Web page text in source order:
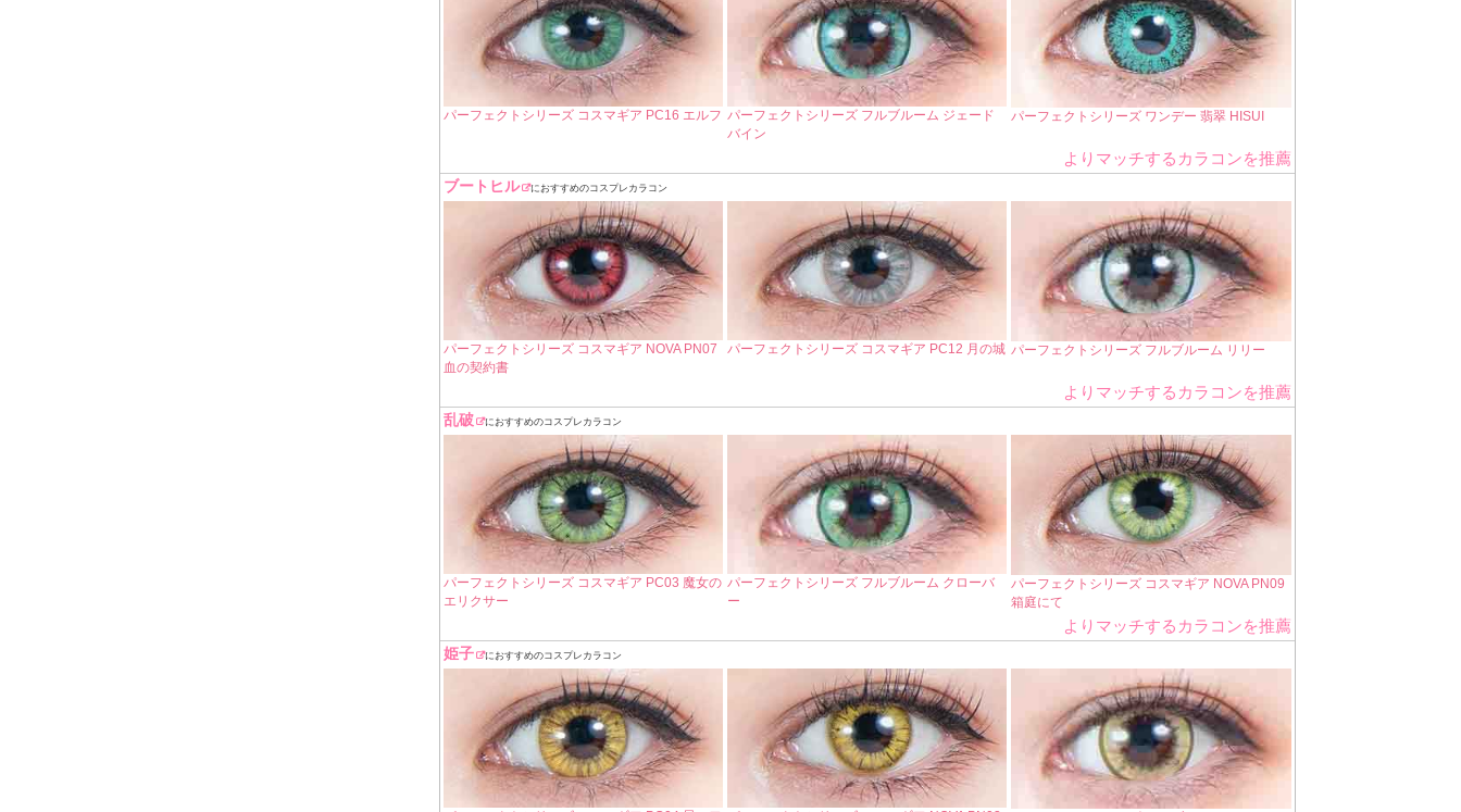
パーフェクトシリーズ コスマギア PC16 エルフ パーフェクトシリーズ フルブルーム ジェード
バイン
パーフェクトシリーズ ワンデー 翡翠 HISUI
よりマッチするカラコンを推薦
ブートヒル におすすめのコスプレカラコン
パーフェクトシリーズ コスマギア NOVA PN07
血の契約書
パーフェクトシリーズ コスマギア PC12 月の城 パーフェクトシリーズ フルブルーム リリー
よりマッチするカラコンを推薦
乱破 におすすめのコスプレカラコン
パーフェクトシリーズ コスマギア PC03 魔女の
エリクサー
パーフェクトシリーズ フルブルーム クローバ
ー
パーフェクトシリーズ コスマギア NOVA PN09
箱庭にて
よりマッチするカラコンを推薦
姫子 におすすめのコスプレカラコン